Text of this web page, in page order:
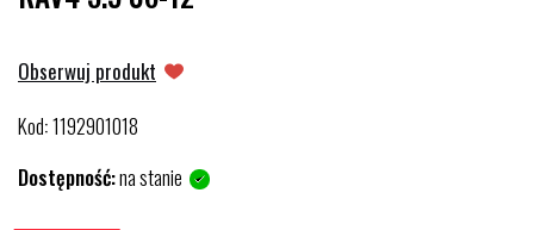
Obserwuj produkt
Kod:1192901018
Dostępność:na stanie